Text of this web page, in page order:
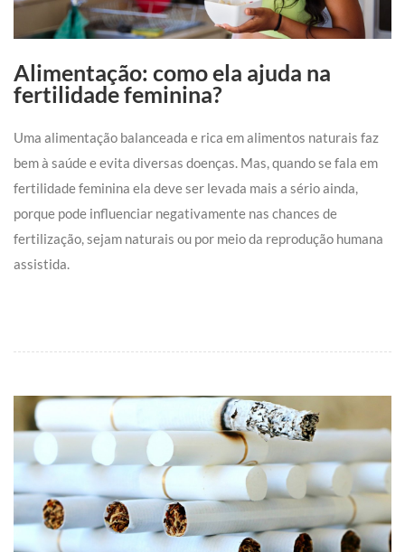
Alimentação: como ela ajuda na
fertilidade feminina?
Uma alimentação balanceada e rica em alimentos naturais faz
bem à saúde e evita diversas doenças. Mas, quando se fala em
fertilidade feminina ela deve ser levada mais a sério ainda,
porque pode influenciar negativamente nas chances de
fertilização, sejam naturais ou por meio da reprodução humana
assistida.